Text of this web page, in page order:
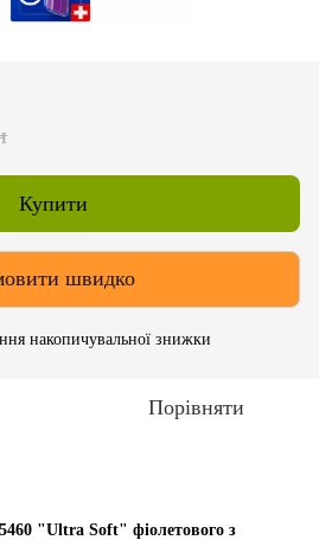
Купити
швидко
накопичувальної знижки
Порівняти
"Ultra Soft" фіолетового з